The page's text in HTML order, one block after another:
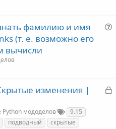
В
фамилию и имя
(т. е. возможно его
вычисли
З
изменения |
мододелов
9.15
подводный
скрытые